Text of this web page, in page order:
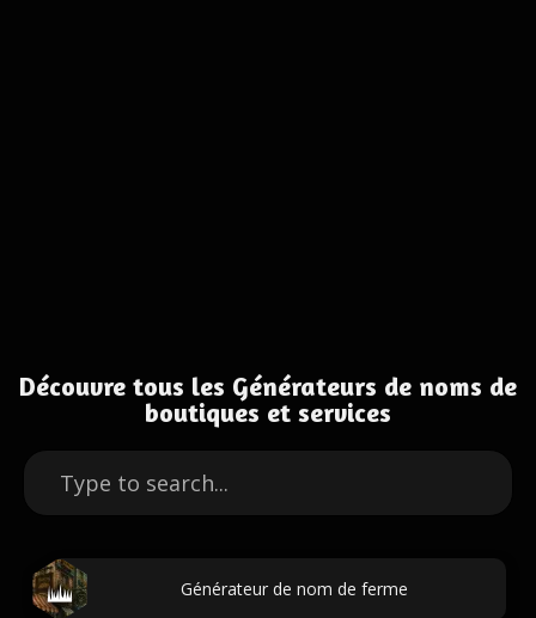
Découvre tous les Générateurs de noms de
boutiques et services
Générateur de nom de ferme